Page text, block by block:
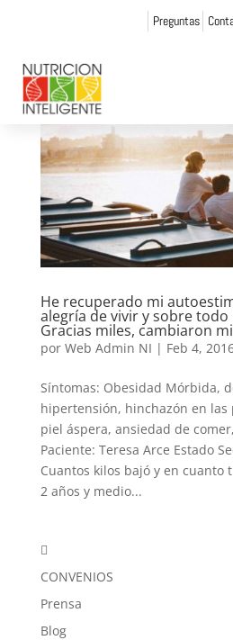
Preguntas
He recuperado mi
alegría de vivir y sobre
Gracias miles, cambiaron
por Web Admin NI | Feb 4,
Síntomas: Obesidad Mórbida,
hipertensión, hinchazón en
piel áspera, ansiedad de
Paciente: Teresa Arce Estado
Cuantos kilos bajó y en cuanto
2 años y medio...

CONVENIOS
Prensa
Blog